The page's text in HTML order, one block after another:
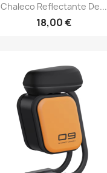
Chaleco Reflectante De...
18,00 €